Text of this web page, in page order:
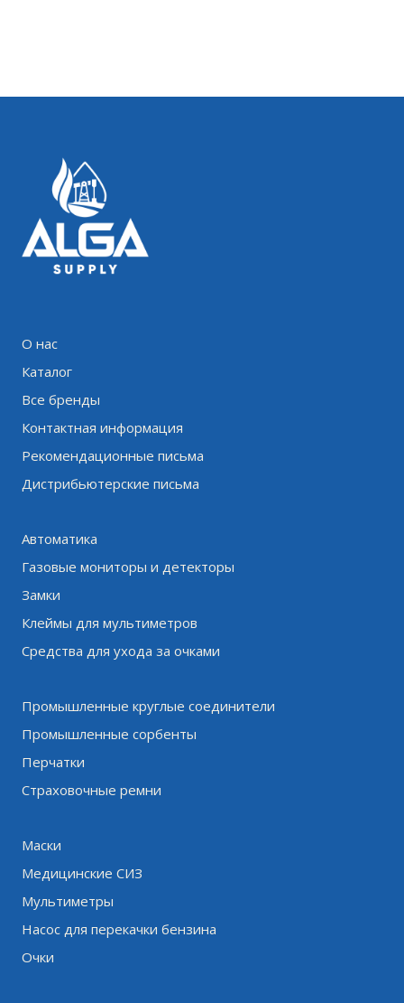
О нас
Каталог
Все бренды
Контактная информация
Рекомендационные письма
Дистрибьютерские письма
Автоматика
Газовые мониторы и детекторы
Замки
Клеймы для мультиметров
Средства для ухода за очками
Промышленные круглые соединители
Промышленные сорбенты
Перчатки
Страховочные ремни
Маски
Медицинские СИЗ
Мультиметры
Насос для перекачки бензина
Очки